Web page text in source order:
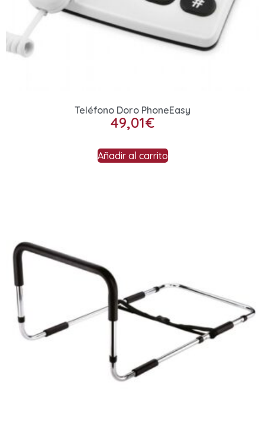
Teléfono Doro PhoneEasy
49,01€
Añadir al carrito